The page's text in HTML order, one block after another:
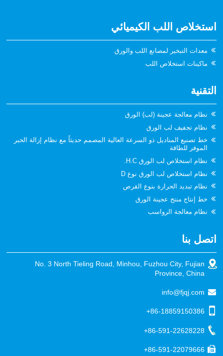
استخلاص اللب الكيميائي
معدات التبخير لمصانع اللب والورق
ماكينات استخلاص اللب
التقنية
نظام معالجة عجينة (لب) الورق
نظام تجفيف لب الورق
خط تصنيع المناديل ذو السرعة العالية المصمم حديثاً مع نظام إزالة الحبر
الموفر للطاقة
نظام استخلاص لب الورق H.C.
نظام استخلاص لب الورق نوع D
نظام تبديد الحرارة بنوع القرص
خط إنتاج منتج عجينة الورق
نظام معالجة الرواسب
اتصل بنا
No. 3 North Tieling Road, Minhou, Fuzhou City, Fujian
Province, China
info@fjqj.com
+86-18859150386
+86-591-22628228
+86-591-22079666